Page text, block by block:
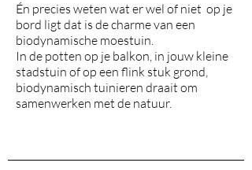
Én precies weten wat er wel of niet op je
bord ligt dat is de charme van een
biodynamische moestuin.
In de potten op je balkon, in jouw kleine
stadstuin of op een flink stuk grond,
biodynamisch tuinieren draait om
samenwerken met de natuur.